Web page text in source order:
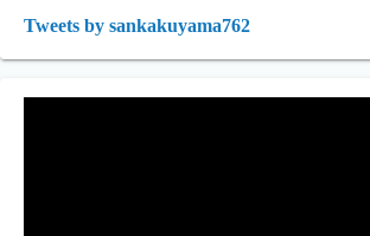
Tweets by sankakuyama762